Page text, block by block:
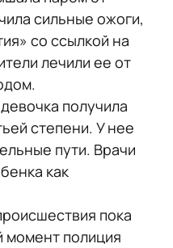
сильные ожоги,
со ссылкой на
лечили ее от
получила
степени. У нее
пути. Врачи
как
пока
момент полиция